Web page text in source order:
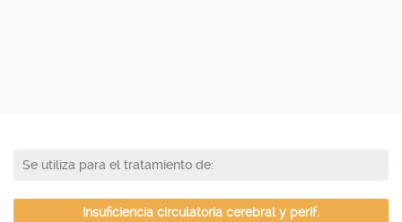
Se utiliza para el tratamiento de:
Insuficiencia circulatoria cerebral y perif.